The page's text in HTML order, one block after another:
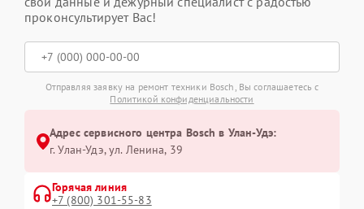
проконсультирует Вас!
Отправляя заявку на ремонт техники Bosch, Вы соглашаетесь с
Политикой конфиденциальности
Адрес сервисного центра Bosch в Улан-Удэ:
г. Улан-Удэ, ул. Ленина, 39
Горячая линия
+7 (800) 301-55-83